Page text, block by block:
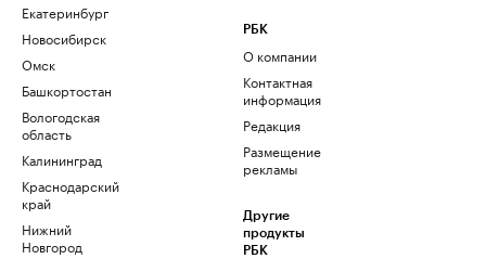
Екатеринбург
Новосибирск
Омск
Башкортостан
Вологодская
область
Калининград
Краснодарский
край
Нижний
Новгород
РБК
О компании
Контактная
информация
Редакция
Размещение
рекламы
Другие
продукты
РБК